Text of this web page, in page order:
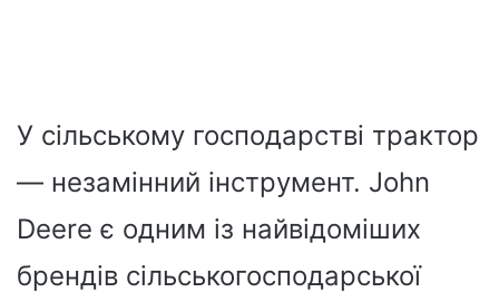
У сільському господарстві трактор
— незамінний інструмент. John
Deere є одним із найвідоміших
брендів сільськогосподарської